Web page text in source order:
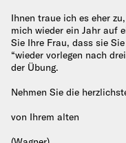
Ihnen traue ich es eher
mich wieder ein Jahr auf
Sie Ihre Frau, dass sie
“wieder vorlegen nach
der Übung.
Nehmen Sie die
von Ihrem alten